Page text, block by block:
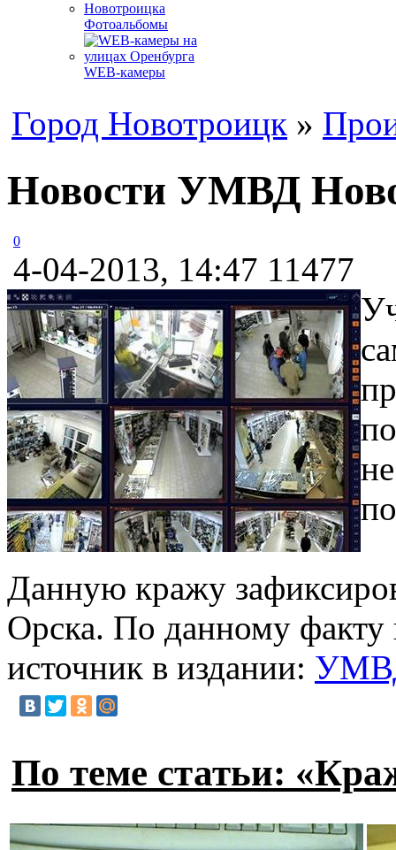
Фотоальбомы
WEB-камеры
Город Новотроицк »
Новости УМВД
0
4-04-2013, 14:47 11477
Данную кражу
Орска. По данному
источник в издании:
По теме статьи: